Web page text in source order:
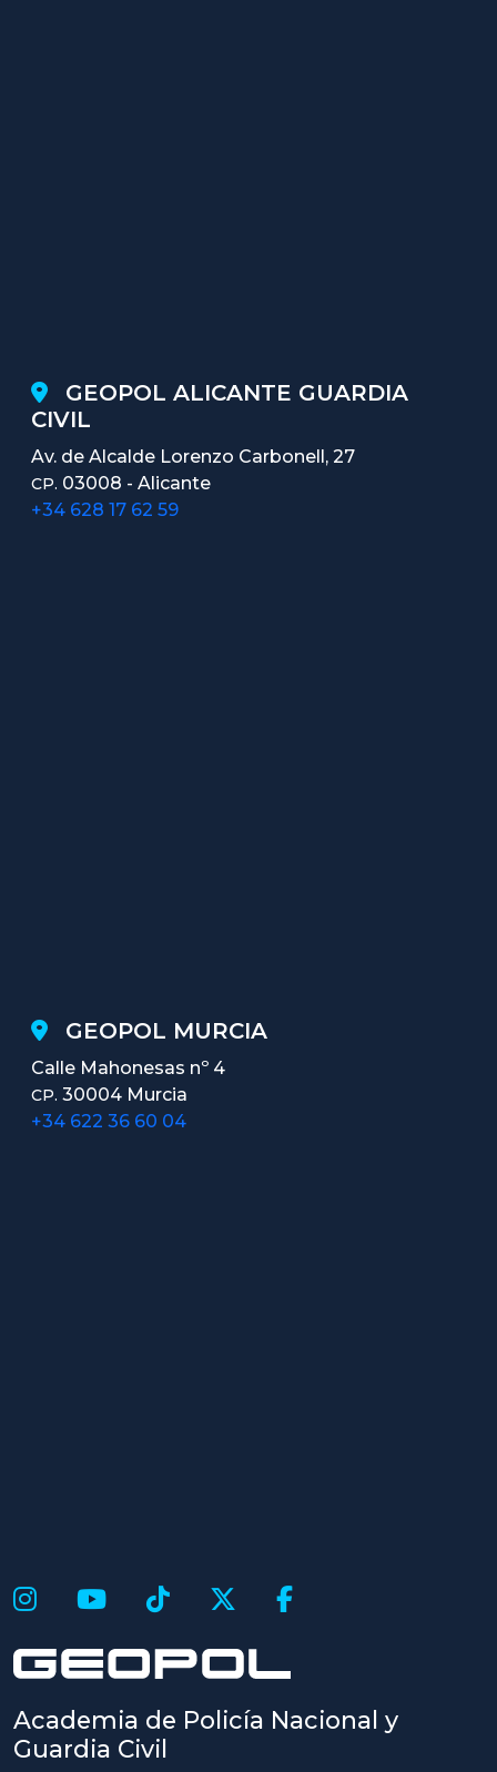
GEOPOL ALICANTE GUARDIA
CIVIL
Av. de Alcalde Lorenzo Carbonell, 27
CP. 03008 - Alicante
+34 628 17 62 59
GEOPOL MURCIA
Calle Mahonesas nº 4
CP. 30004 Murcia
+34 622 36 60 04
Academia de Policía Nacional y
Guardia Civil